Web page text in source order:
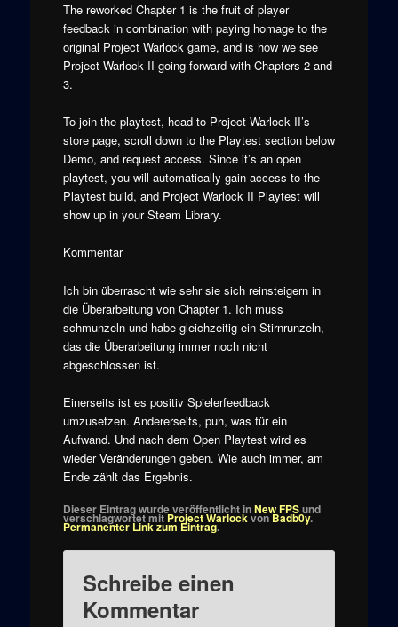
The reworked Chapter 1 is the fruit of player
feedback in combination with paying homage to the
original Project Warlock game, and is how we see
Project Warlock II going forward with Chapters 2 and
3.
To join the playtest, head to Project Warlock II’s
store page, scroll down to the Playtest section below
Demo, and request access. Since it’s an open
playtest, you will automatically gain access to the
Playtest build, and Project Warlock II Playtest will
show up in your Steam Library.
Kommentar
Ich bin überrascht wie sehr sie sich reinsteigern in
die Überarbeitung von Chapter 1. Ich muss
schmunzeln und habe gleichzeitig ein Stirnrunzeln,
das die Überarbeitung immer noch nicht
abgeschlossen ist.
Einerseits ist es positiv Spielerfeedback
umzusetzen. Andererseits, puh, was für ein
Aufwand. Und nach dem Open Playtest wird es
wieder Veränderungen geben. Wie auch immer, am
Ende zählt das Ergebnis.
Dieser Eintrag wurde veröffentlicht inNew FPSund
verschlagwortet mitProject WarlockvonBadb0y.
Permanenter Link zum Eintrag.
Schreibe einen
Kommentar